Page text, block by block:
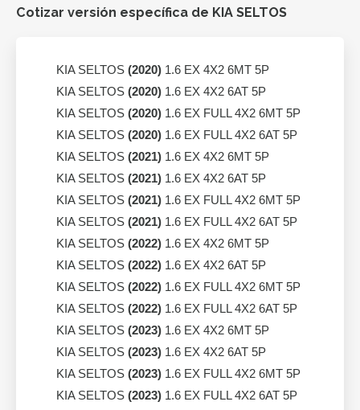
Cotizar versión específica de KIA SELTOS
KIA SELTOS (2020) 1.6 EX 4X2 6MT 5P
KIA SELTOS (2020) 1.6 EX 4X2 6AT 5P
KIA SELTOS (2020) 1.6 EX FULL 4X2 6MT 5P
KIA SELTOS (2020) 1.6 EX FULL 4X2 6AT 5P
KIA SELTOS (2021) 1.6 EX 4X2 6MT 5P
KIA SELTOS (2021) 1.6 EX 4X2 6AT 5P
KIA SELTOS (2021) 1.6 EX FULL 4X2 6MT 5P
KIA SELTOS (2021) 1.6 EX FULL 4X2 6AT 5P
KIA SELTOS (2022) 1.6 EX 4X2 6MT 5P
KIA SELTOS (2022) 1.6 EX 4X2 6AT 5P
KIA SELTOS (2022) 1.6 EX FULL 4X2 6MT 5P
KIA SELTOS (2022) 1.6 EX FULL 4X2 6AT 5P
KIA SELTOS (2023) 1.6 EX 4X2 6MT 5P
KIA SELTOS (2023) 1.6 EX 4X2 6AT 5P
KIA SELTOS (2023) 1.6 EX FULL 4X2 6MT 5P
KIA SELTOS (2023) 1.6 EX FULL 4X2 6AT 5P